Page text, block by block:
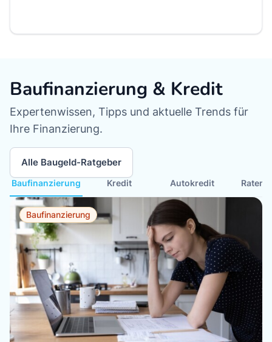
Baufinanzierung & Kredit
Expertenwissen, Tipps und aktuelle Trends für
Ihre Finanzierung.
Alle Baugeld-Ratgeber
Baufinanzierung Kredit Autokredit
Baufinanzierung